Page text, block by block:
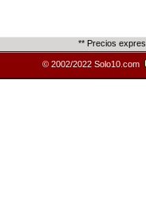
** Precios
© 2002/2022 Solo10.com